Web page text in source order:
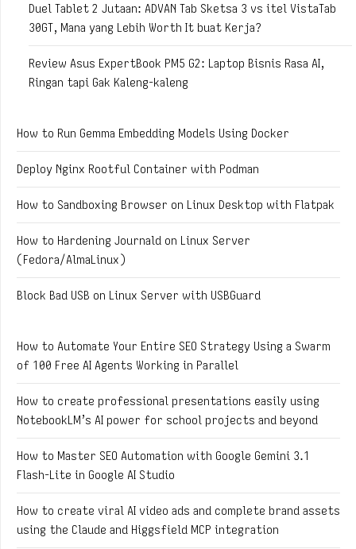
Duel Tablet 2 Jutaan: ADVAN Tab Sketsa 3 vs itel VistaTab
30GT, Mana yang Lebih Worth It buat Kerja?
Review Asus ExpertBook PM5 G2: Laptop Bisnis Rasa AI,
Ringan tapi Gak Kaleng-kaleng
How to Run Gemma Embedding Models Using Docker
Deploy Nginx Rootful Container with Podman
How to Sandboxing Browser on Linux Desktop with Flatpak
How to Hardening Journald on Linux Server
(Fedora/AlmaLinux)
Block Bad USB on Linux Server with USBGuard
How to Automate Your Entire SEO Strategy Using a Swarm
of 100 Free AI Agents Working in Parallel
How to create professional presentations easily using
NotebookLM’s AI power for school projects and beyond
How to Master SEO Automation with Google Gemini 3.1
Flash-Lite in Google AI Studio
How to create viral AI video ads and complete brand assets
using the Claude and Higgsfield MCP integration